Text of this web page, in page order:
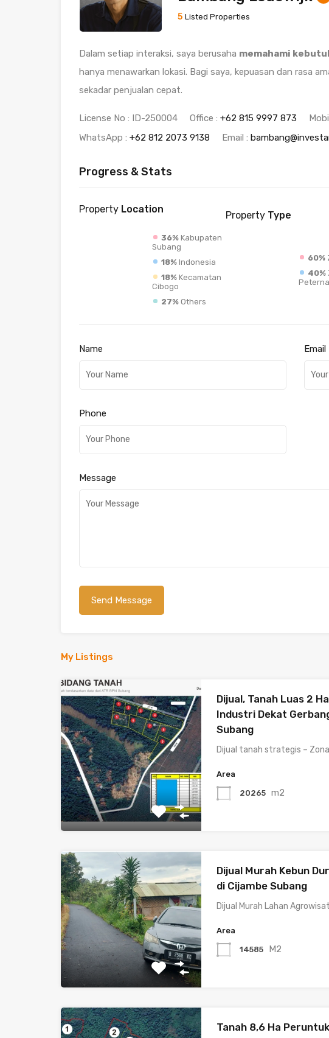
5 Listed Properties
Dalam setiap interaksi, saya berusaha memahami
hanya menawarkan lokasi. Bagi saya, kepuasan dan rasa
sekadar penjualan cepat.
License No : ID-250004 Office : +62 815 9997 873
WhatsApp : +62 812 2073 9138 Email :
Progress & Stats
Property Location
36% Kabupaten
Subang
18% Indonesia
18% Kecamatan
Cibogo
27% Others
PropertyType
60%
40%
Name Email
Phone
Message
My Listings
Dijual, Tanah Luas 2
Industri Dekat
Subang
Dijual tanah strategis –
Area
20265 m2
Dijual Murah Kebun
di Cijambe Subang
Dijual Murah Lahan
Area
14585 M2
Tanah 8,6 Ha